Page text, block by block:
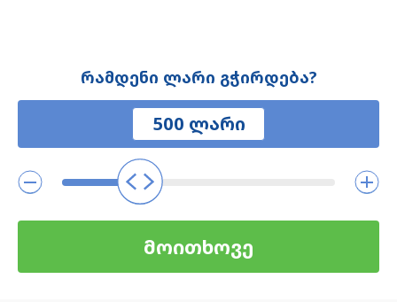
რამდენი ლარი გჭირდება?
მოითხოვე